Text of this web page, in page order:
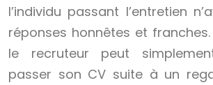
l’individu passant l’entretien
réponses honnêtes et
le recruteur peut
passer son CV suite à un